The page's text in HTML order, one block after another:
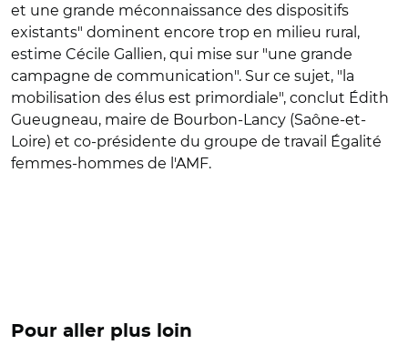
et une grande méconnaissance des dispositifs
existants" dominent encore trop en milieu rural,
estime Cécile Gallien, qui mise sur "une grande
campagne de communication". Sur ce sujet, "la
mobilisation des élus est primordiale", conclut Édith
Gueugneau, maire de Bourbon-Lancy (Saône-et-
Loire) et co-présidente du groupe de travail Égalité
femmes-hommes de l'AMF.
Pour aller plus loin